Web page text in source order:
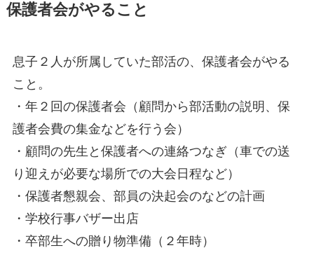
保護者会がやること
息子２人が所属していた部活の、保護者会がやる
こと。
・年２回の保護者会（顧問から部活動の説明、保
護者会費の集金などを行う会）
・顧問の先生と保護者への連絡つなぎ（車での送
り迎えが必要な場所での大会日程など）
・保護者懇親会、部員の決起会のなどの計画
・学校行事バザー出店
・卒部生への贈り物準備（２年時）